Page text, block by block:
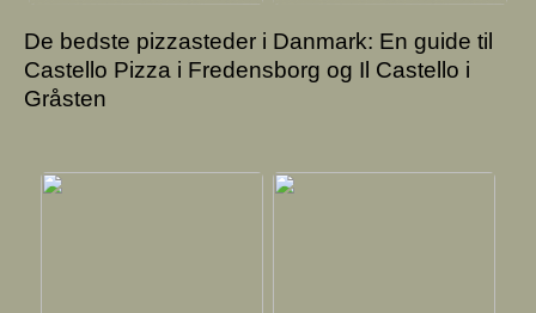
De bedste pizzasteder i Danmark: En guide til
Castello Pizza i Fredensborg og Il Castello i
Gråsten